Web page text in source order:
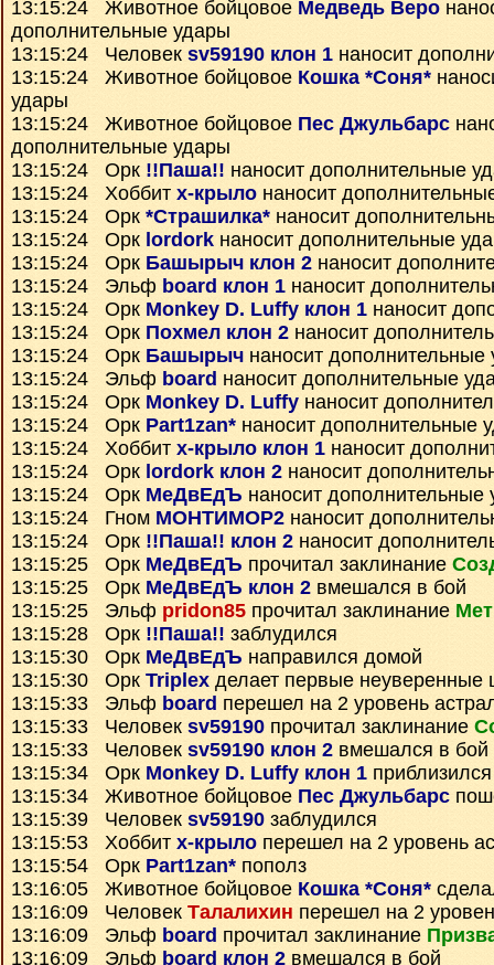
13:15:24 Животное бойцовое Медведь Bepo
дополнительные удары
13:15:24 Человек sv59190 клон 1 наносит
13:15:24 Животное бойцовое Кошка *Соня*
удары
13:15:24 Животное бойцовое Пес Джульбарс
дополнительные удары
13:15:24 Орк !!Паша!! наносит дополнительные
13:15:24 Хоббит х-крыло наносит
13:15:24 Орк *Страшилка* наносит
13:15:24 Орк lordork наносит дополнительные
13:15:24 Орк Башырыч клон 2 наносит
13:15:24 Эльф board клон 1 наносит
13:15:24 Орк Monkey D. Luffy клон 1 наносит
13:15:24 Орк Похмел клон 2 наносит
13:15:24 Орк Башырыч наносит дополнительные
13:15:24 Эльф board наносит дополнительные
13:15:24 Орк Monkey D. Luffy наносит
13:15:24 Орк Part1zan* наносит дополнительные
13:15:24 Хоббит х-крыло клон 1 наносит
13:15:24 Орк lordork клон 2 наносит
13:15:24 Орк МеДвЕдЪ наносит дополнительные
13:15:24 Гном МОНТИМОР2 наносит
13:15:24 Орк !!Паша!! клон 2 наносит
13:15:25 Орк МеДвЕдЪ прочитал заклинание
13:15:25 Орк МеДвЕдЪ клон 2 вмешался в бой
13:15:25 Эльф pridon85 прочитал заклинание
13:15:28 Орк !!Паша!! заблудился
13:15:30 Орк МеДвЕдЪ направился домой
13:15:30 Орк Triplex делает первые неуверенные
13:15:33 Эльф board перешел на 2 уровень
13:15:33 Человек sv59190 прочитал заклинание
13:15:33 Человек sv59190 клон 2 вмешался в бой
13:15:34 Орк Monkey D. Luffy клон 1
13:15:34 Животное бойцовое Пес Джульбарс
13:15:39 Человек sv59190 заблудился
13:15:53 Хоббит х-крыло перешел на 2 уровень
13:15:54 Орк Part1zan* пополз
13:16:05 Животное бойцовое Кошка *Соня*
13:16:09 Человек Талалихин перешел на 2
13:16:09 Эльф board прочитал заклинание
13:16:09 Эльф board клон 2 вмешался в бой